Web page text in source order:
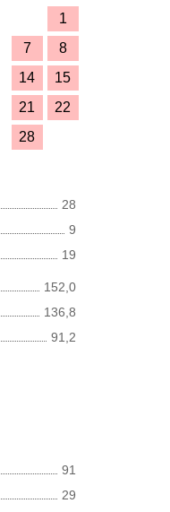
1
7
8
14
15
21
22
28
28
9
19
152,0
136,8
91,2
91
29